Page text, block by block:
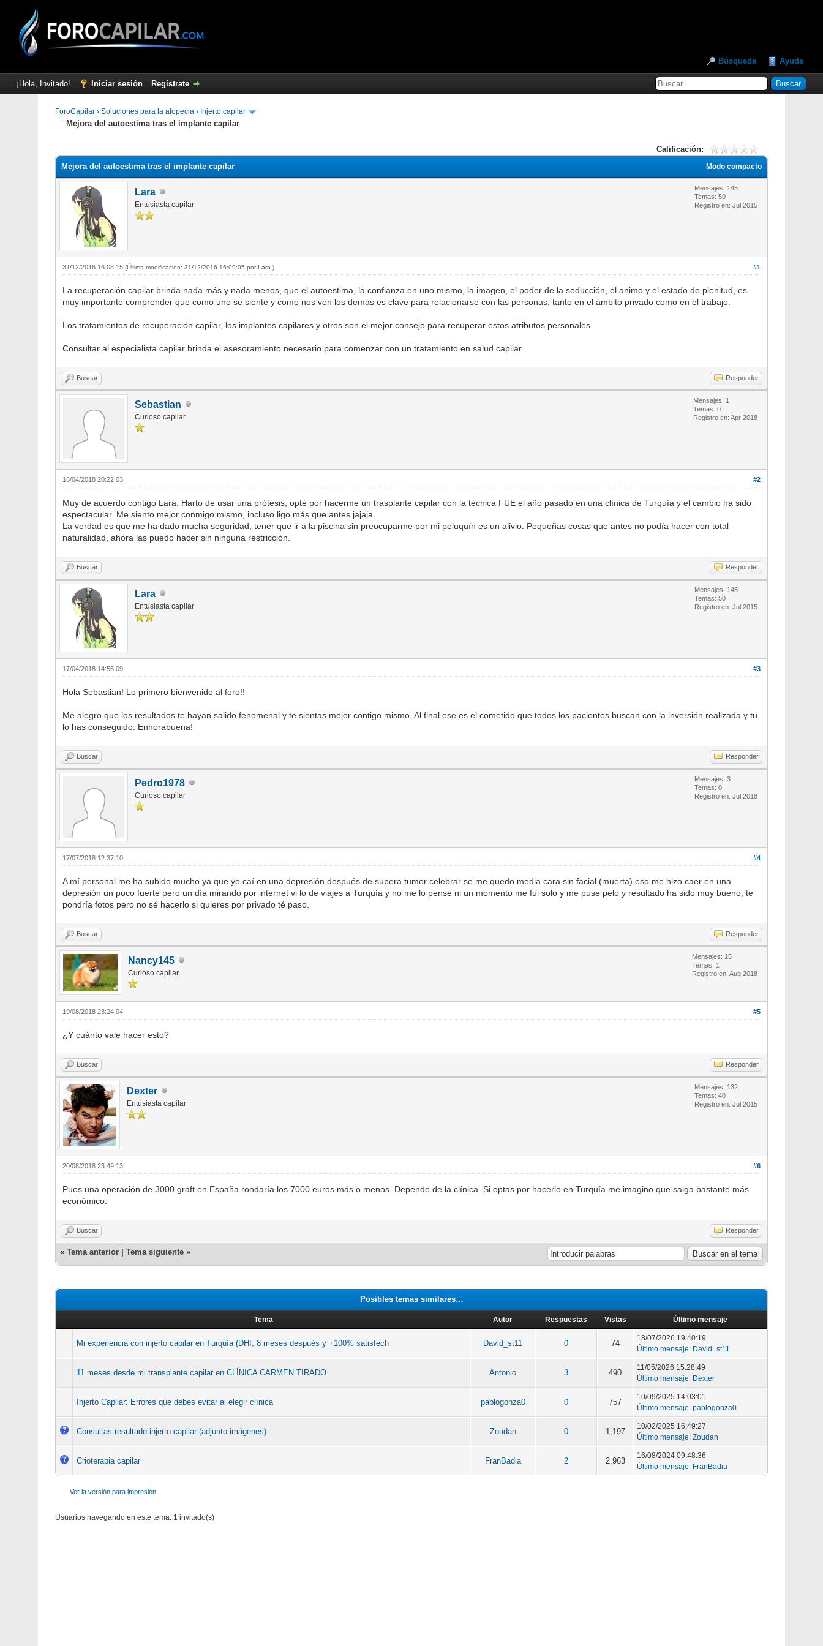
Búsqueda Ayuda
¡Hola, Invitado! Iniciar sesión Regístrate
ForoCapilar › Soluciones para la alopecia › Injerto capilar
Mejora del autoestima tras el implante capilar
Calificación:
Modo compacto
Mejora del autoestima tras el implante capilar
Lara
Entusiasta capilar
Mensajes: 145
Temas: 50
Registro en: Jul 2015
#1
31/12/2016 16:08:15 (Última modificación: 31/12/2016 16:09:05 porLara .)
La recuperación capilar brinda nada más y nada menos, que el autoestima, la confianza en uno mismo, la imagen, el poder de la seducción, el animo y el estado de plenitud, es
muy importante comprender que como uno se siente y como nos ven los demás es clave para relacionarse con las personas, tanto en el ámbito privado como en el trabajo.
Los tratamientos de recuperación capilar, los implantes capilares y otros son el mejor consejo para recuperar estos atributos personales.
Consultar al especialista capilar brinda el asesoramiento necesario para comenzar con un tratamiento en salud capilar.
Buscar Responder
Sebastian
Curioso capilar
Mensajes: 1
Temas: 0
Registro en: Apr 2018
#2
16/04/2018 20:22:03
Muy de acuerdo contigo Lara. Harto de usar una prótesis, opté por hacerme un trasplante capilar con la técnica FUE el año pasado en una clínica de Turquía y el cambio ha sido
espectacular. Me siento mejor conmigo mismo, incluso ligo más que antes jajaja
La verdad es que me ha dado mucha seguridad, tener que ir a la piscina sin preocuparme por mi peluquín es un alivio. Pequeñas cosas que antes no podía hacer con total
naturalidad, ahora las puedo hacer sin ninguna restricción.
Buscar Responder
Lara
Entusiasta capilar
Mensajes: 145
Temas: 50
Registro en: Jul 2015
#3
17/04/2018 14:55:09
Hola Sebastian! Lo primero bienvenido al foro!!
Me alegro que los resultados te hayan salido fenomenal y te sientas mejor contigo mismo. Al final ese es el cometido que todos los pacientes buscan con la inversión realizada y tu
lo has conseguido. Enhorabuena!
Buscar Responder
Pedro1978
Curioso capilar
Mensajes: 3
Temas: 0
Registro en: Jul 2018
#4
17/07/2018 12:37:10
A mí personal me ha subido mucho ya que yo caí en una depresión después de supera tumor celebrar se me quedo media cara sin facial (muerta) eso me hizo caer en una
depresión un poco fuerte pero un día mirando por internet vi lo de viajes a Turquía y no me lo pensé ni un momento me fui solo y me puse pelo y resultado ha sido muy bueno, te
pondría fotos pero no sé hacerlo si quieres por privado té paso.
Buscar Responder
Nancy145
Curioso capilar
Mensajes: 15
Temas: 1
Registro en: Aug 2018
#5
19/08/2018 23:24:04
¿Y cuánto vale hacer esto?
Buscar Responder
Dexter
Entusiasta capilar
Mensajes: 132
Temas: 40
Registro en: Jul 2015
#6
20/08/2018 23:49:13
Pues una operación de 3000 graft en España rondaría los 7000 euros más o menos. Depende de la clínica. Si optas por hacerlo en Turquía me imagino que salga bastante más
económico.
Buscar Responder
« Tema anterior Tema siguiente »
Posibles temas similares…
Tema Autor Respuestas Vistas Último mensaje
Mi experiencia con injerto capilar en Turquía (DHI, 8 meses después y +100% satisfech David_st11 0 74
18/07/2026 19:40:19
Último mensaje: David_st11
11 meses desde mi transplante capilar en CLÍNICA CARMEN TIRADO Antonio 3 490
11/05/2026 15:28:49
Último mensaje: Dexter
Injerto Capilar: Errores que debes evitar al elegir clínica pablogonza0 0 757
10/09/2025 14:03:01
Último mensaje: pablogonza0
Consultas resultado injerto capilar (adjunto imágenes) Zoudan 0 1,197
10/02/2025 16:49:27
Último mensaje: Zoudan
Crioterapia capilar FranBadia 2 2,963
16/08/2024 09:48:36
Último mensaje: FranBadia
Ver la versión para impresión
Usuarios navegando en este tema: 1 invitado(s)